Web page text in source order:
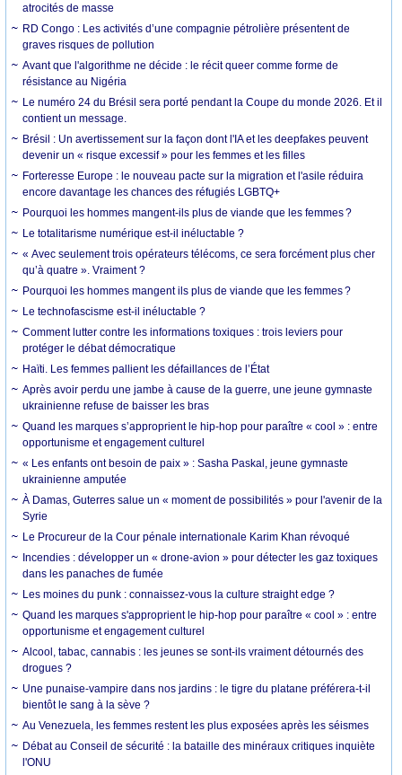
atrocités de masse
RD Congo : Les activités d’une compagnie pétrolière présentent de
graves risques de pollution
Avant que l'algorithme ne décide : le récit queer comme forme de
résistance au Nigéria
Le numéro 24 du Brésil sera porté pendant la Coupe du monde 2026. Et il
contient un message.
Brésil : Un avertissement sur la façon dont l'IA et les deepfakes peuvent
devenir un « risque excessif » pour les femmes et les filles
Forteresse Europe : le nouveau pacte sur la migration et l'asile réduira
encore davantage les chances des réfugiés LGBTQ+
Pourquoi les hommes mangent-ils plus de viande que les femmes ?
Le totalitarisme numérique est-il inéluctable ?
« Avec seulement trois opérateurs télécoms, ce sera forcément plus cher
qu’à quatre ». Vraiment ?
Pourquoi les hommes mangent ils plus de viande que les femmes ?
Le technofascisme est-il inéluctable ?
Comment lutter contre les informations toxiques : trois leviers pour
protéger le débat démocratique
Haïti. Les femmes pallient les défaillances de l’État
Après avoir perdu une jambe à cause de la guerre, une jeune gymnaste
ukrainienne refuse de baisser les bras
Quand les marques s’approprient le hip-hop pour paraître « cool » : entre
opportunisme et engagement culturel
« Les enfants ont besoin de paix » : Sasha Paskal, jeune gymnaste
ukrainienne amputée
À Damas, Guterres salue un « moment de possibilités » pour l'avenir de la
Syrie
Le Procureur de la Cour pénale internationale Karim Khan révoqué
Incendies : développer un « drone-avion » pour détecter les gaz toxiques
dans les panaches de fumée
Les moines du punk : connaissez-vous la culture straight edge ?
Quand les marques s'approprient le hip-hop pour paraître « cool » : entre
opportunisme et engagement culturel
Alcool, tabac, cannabis : les jeunes se sont-ils vraiment détournés des
drogues ?
Une punaise-vampire dans nos jardins : le tigre du platane préférera-t-il
bientôt le sang à la sève ?
Au Venezuela, les femmes restent les plus exposées après les séismes
Débat au Conseil de sécurité : la bataille des minéraux critiques inquiète
l'ONU